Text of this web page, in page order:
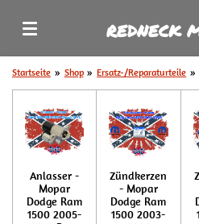
Hauptinhalt
REDNECK
Startseite » Shop » Ersatz-/Reparaturteile »
Anlasser -
Mopar
Dodge Ram
1500 2005-
Zündkerzen
- Mopar
Dodge Ram
1500 2003-